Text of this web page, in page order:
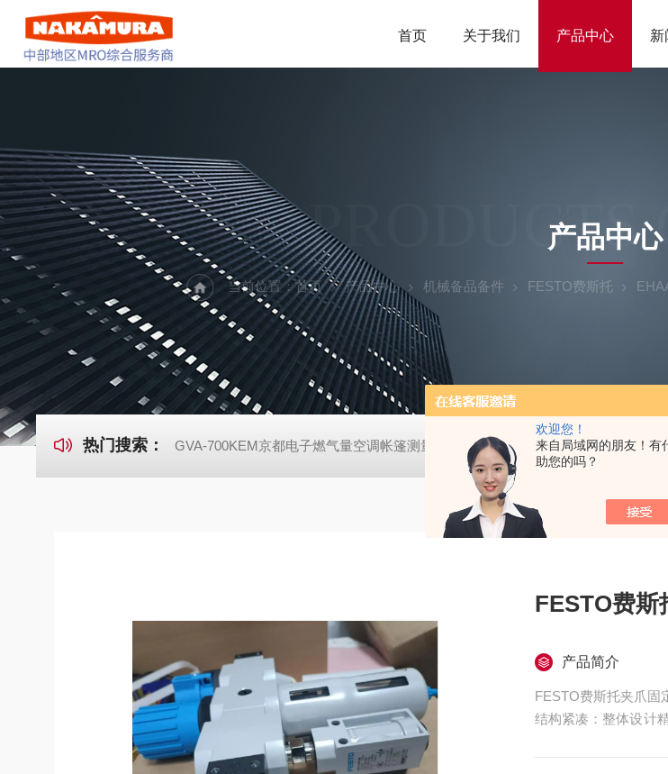
欢迎您！
来自局域网的朋友！有
助您的吗？
首页 关于我们 产品中心 新
PRODUCTS
产品中心
当前位置：首页 产品中心 机械备品备件 FESTO费斯托
热门搜索： GVA-700KEM京都电子燃气量空调帐篷测量装置 MD-Win日本：KEM京都电子汞
FESTO费
产品简介
FESTO费斯托夹爪固
结构紧凑：整体设计